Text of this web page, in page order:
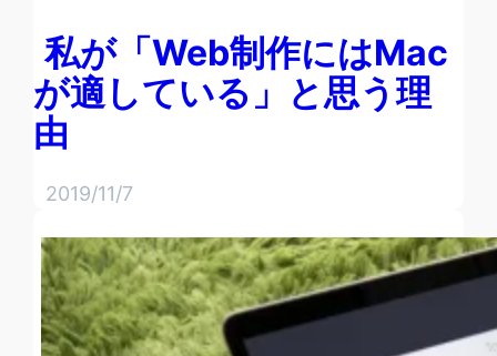
私が「Web制作にはMac
が適している」と思う理
由
2019/11/7